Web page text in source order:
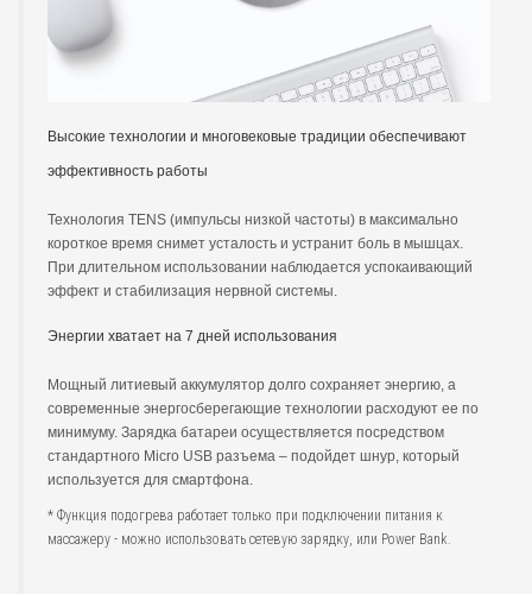
Высокие технологии и многовековые традиции обеспечивают
эффективность работы
Технология TENS (импульсы низкой частоты) в максимально
короткое время снимет усталость и устранит боль в мышцах.
При длительном использовании наблюдается успокаивающий
эффект и стабилизация нервной системы.
Энергии хватает на 7 дней использования
Мощный литиевый аккумулятор долго сохраняет энергию, а
современные энергосберегающие технологии расходуют ее по
минимуму. Зарядка батареи осуществляется посредством
стандартного Micro USB разъема – подойдет шнур, который
используется для смартфона.
* Функция подогрева работает только при подключении питания к
массажеру - можно использовать сетевую зарядку, или Power Bank.